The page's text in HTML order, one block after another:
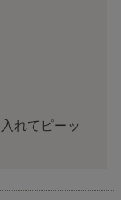
れてピーッ